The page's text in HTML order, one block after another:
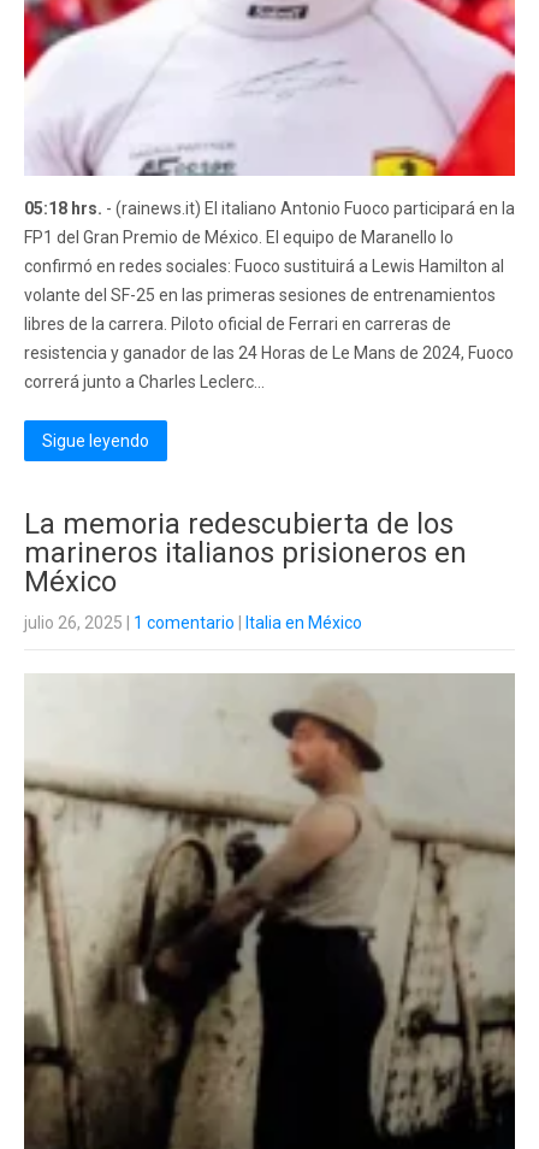
05:18 hrs. - (rainews.it) El italiano Antonio Fuoco participará en la
FP1 del Gran Premio de México. El equipo de Maranello lo
confirmó en redes sociales: Fuoco sustituirá a Lewis Hamilton al
volante del SF-25 en las primeras sesiones de entrenamientos
libres de la carrera. Piloto oficial de Ferrari en carreras de
resistencia y ganador de las 24 Horas de Le Mans de 2024, Fuoco
correrá junto a Charles Leclerc...
Sigue leyendo
La memoria redescubierta de los
marineros italianos prisioneros en
México
julio 26, 2025 1 comentario Italia en México